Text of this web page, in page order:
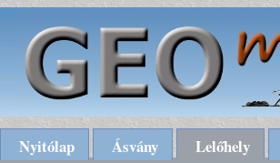
Nyitólap Ásvány Lelőhely